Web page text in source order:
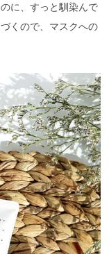
に、すっと馴染んで
くので、マスクへの